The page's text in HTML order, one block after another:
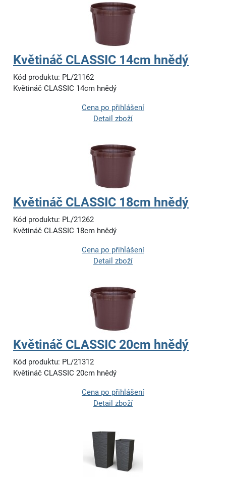
Květináč CLASSIC 14cm hnědý
Kód produktu: PL/21162
Květináč CLASSIC 14cm hnědý
Cena po přihlášení
Detail zboží
Květináč CLASSIC 18cm hnědý
Kód produktu: PL/21262
Květináč CLASSIC 18cm hnědý
Cena po přihlášení
Detail zboží
Květináč CLASSIC 20cm hnědý
Kód produktu: PL/21312
Květináč CLASSIC 20cm hnědý
Cena po přihlášení
Detail zboží